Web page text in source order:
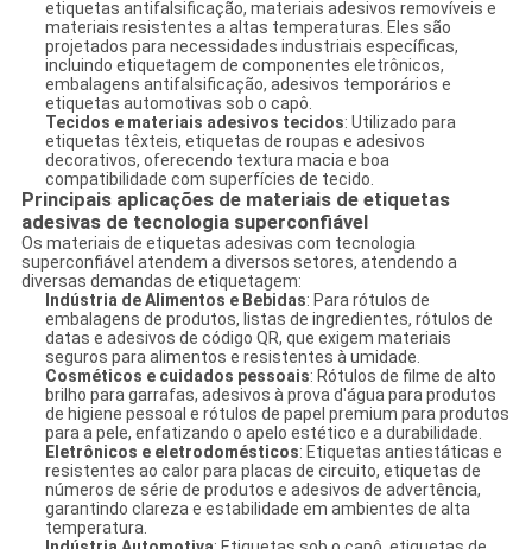
etiquetas antifalsificação, materiais adesivos removíveis e
materiais resistentes a altas temperaturas. Eles são
projetados para necessidades industriais específicas,
incluindo etiquetagem de componentes eletrônicos,
embalagens antifalsificação, adesivos temporários e
etiquetas automotivas sob o capô.
Tecidos e materiais adesivos tecidos: Utilizado para
etiquetas têxteis, etiquetas de roupas e adesivos
decorativos, oferecendo textura macia e boa
compatibilidade com superfícies de tecido.
Principais aplicações de materiais de etiquetas
adesivas de tecnologia superconfiável
Os materiais de etiquetas adesivas com tecnologia
superconfiável atendem a diversos setores, atendendo a
diversas demandas de etiquetagem:
Indústria de Alimentos e Bebidas: Para rótulos de
embalagens de produtos, listas de ingredientes, rótulos de
datas e adesivos de código QR, que exigem materiais
seguros para alimentos e resistentes à umidade.
Cosméticos e cuidados pessoais: Rótulos de filme de alto
brilho para garrafas, adesivos à prova d'água para produtos
de higiene pessoal e rótulos de papel premium para produtos
para a pele, enfatizando o apelo estético e a durabilidade.
Eletrônicos e eletrodomésticos: Etiquetas antiestáticas e
resistentes ao calor para placas de circuito, etiquetas de
números de série de produtos e adesivos de advertência,
garantindo clareza e estabilidade em ambientes de alta
temperatura.